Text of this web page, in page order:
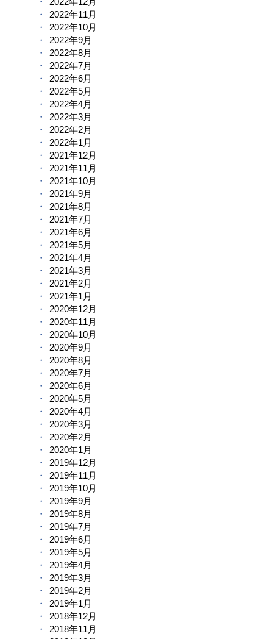
2022年11月
2022年10月
2022年9月
2022年8月
2022年7月
2022年6月
2022年5月
2022年4月
2022年3月
2022年2月
2022年1月
2021年12月
2021年11月
2021年10月
2021年9月
2021年8月
2021年7月
2021年6月
2021年5月
2021年4月
2021年3月
2021年2月
2021年1月
2020年12月
2020年11月
2020年10月
2020年9月
2020年8月
2020年7月
2020年6月
2020年5月
2020年4月
2020年3月
2020年2月
2020年1月
2019年12月
2019年11月
2019年10月
2019年9月
2019年8月
2019年7月
2019年6月
2019年5月
2019年4月
2019年3月
2019年2月
2019年1月
2018年12月
2018年11月